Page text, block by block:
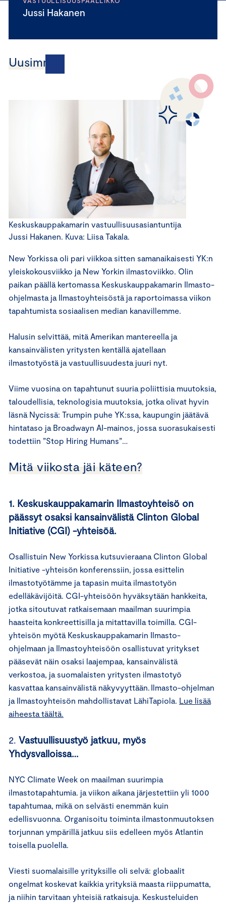
Jussi Hakanen
Uusimmat
Keskuskauppakamarin vastuullisuusasiantuntija
Jussi Hakanen. Kuva: Liisa Takala.
New Yorkissa oli pari viikkoa sitten samanaikaisesti YK:n
yleiskokousviikko ja New Yorkin ilmastoviikko. Olin
paikan päällä kertomassa Keskuskauppakamarin Ilmasto-
ohjelmasta ja Ilmastoyhteisöstä ja raportoimassa viikon
tapahtumista sosiaalisen median kanavillemme.
Halusin selvittää, mitä Amerikan mantereella ja
kansainvälisten yritysten kentällä ajatellaan
ilmastotyöstä ja vastuullisuudesta juuri nyt.
Viime vuosina on tapahtunut suuria poliittisia muutoksia,
taloudellisia, teknologisia muutoksia, jotka olivat hyvin
läsnä Nycissä: Trumpin puhe YK:ssa, kaupungin jäätävä
hintataso ja Broadwayn AI-mainos, jossa suorasukaisesti
todettiin ”Stop Hiring Humans”…
Mitä viikosta jäi käteen?
1. Keskuskauppakamarin Ilmastoyhteisö on
päässyt osaksi kansainvälistä Clinton Global
Initiative (CGI) -yhteisöä.
Osallistuin New Yorkissa kutsuvieraana Clinton Global
Initiative -yhteisön konferenssiin, jossa esittelin
ilmastotyötämme ja tapasin muita ilmastotyön
edelläkävijöitä. CGI-yhteisöön hyväksytään hankkeita,
jotka sitoutuvat ratkaisemaan maailman suurimpia
haasteita konkreettisilla ja mitattavilla toimilla. CGI-
yhteisön myötä Keskuskauppakamarin Ilmasto-
ohjelmaan ja Ilmastoyhteisöön osallistuvat yritykset
pääsevät näin osaksi laajempaa, kansainvälistä
verkostoa, ja suomalaisten yritysten ilmastotyö
kasvattaa kansainvälistä näkyvyyttään. Ilmasto-ohjelman
ja Ilmastoyhteisön mahdollistavat LähiTapiola. Lue lisää
aiheesta täältä.
2. Vastuullisuustyö jatkuu, myös
Yhdysvalloissa…
NYC Climate Week on maailman suurimpia
ilmastotapahtumia. ja viikon aikana järjestettiin yli 1000
tapahtumaa, mikä on selvästi enemmän kuin
edellisvuonna. Organisoitu toiminta ilmastonmuutoksen
torjunnan ympärillä jatkuu siis edelleen myös Atlantin
toisella puolella.
Viesti suomalaisille yrityksille oli selvä: globaalit
ongelmat koskevat kaikkia yrityksiä maasta riippumatta,
ja niihin tarvitaan yhteisiä ratkaisuja. Keskusteluiden